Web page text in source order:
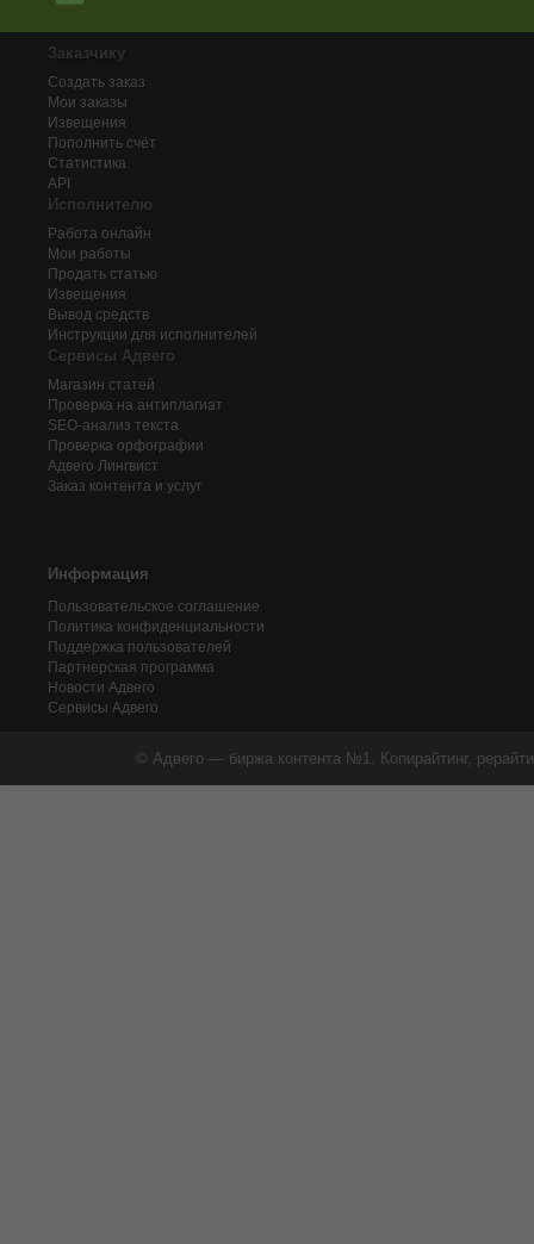
Заказчику
Создать заказ
Мои заказы
Извещения
Пополнить счёт
Статистика
API
Исполнителю
Работа онлайн
Мои работы
Продать статью
Извещения
Вывод средств
Инструкции для исполнителей
Сервисы Адвего
Магазин статей
Проверка на антиплагиат
SEO-анализ текста
Проверка орфографии
Адвего Лингвист
Заказ контента и услуг
Информация
Пользовательское соглашение
Политика конфиденциальности
Поддержка пользователей
Партнерская программа
Новости Адвего
Сервисы Адвего
© Адвего — биржа контента №1. Копирайтинг,